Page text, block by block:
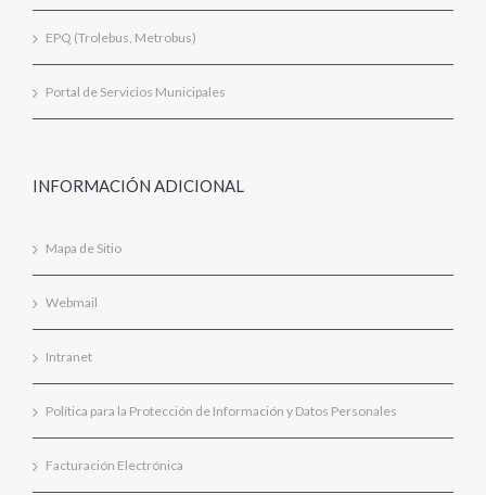
EPQ (Trolebus, Metrobus)
Portal de Servicios Municipales
INFORMACIÓN ADICIONAL
Mapa de Sitio
Webmail
Intranet
Política para la Protección de Información y Datos Personales
Facturación Electrónica